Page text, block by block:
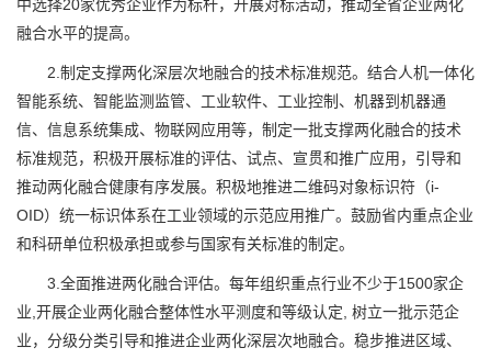
中选择20家优秀企业作为标杆，开展对标活动，推动全省企业两化
融合水平的提高。
2.制定支撑两化深层次地融合的技术标准规范。结合人机一体化
智能系统、智能监测监管、工业软件、工业控制、机器到机器通
信、信息系统集成、物联网应用等，制定一批支撑两化融合的技术
标准规范，积极开展标准的评估、试点、宣贯和推广应用，引导和
推动两化融合健康有序发展。积极地推进二维码对象标识符（i-
OID）统一标识体系在工业领域的示范应用推广。鼓励省内重点企业
和科研单位积极承担或参与国家有关标准的制定。
3.全面推进两化融合评估。每年组织重点行业不少于1500家企
业,开展企业两化融合整体性水平测度和等级认定, 树立一批示范企
业，分级分类引导和推进企业两化深层次地融合。稳步推进区域、